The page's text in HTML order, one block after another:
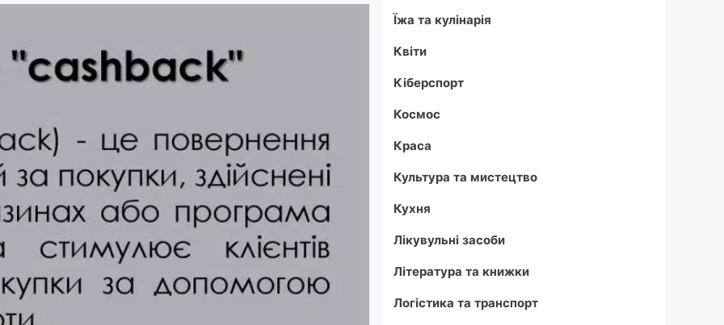
Їжа та кулінарія
Квіти
Кіберспорт
Космос
Краса
Культура та мистецтво
Кухня
Лікувульні засоби
Література та книжки
Логістика та транспорт